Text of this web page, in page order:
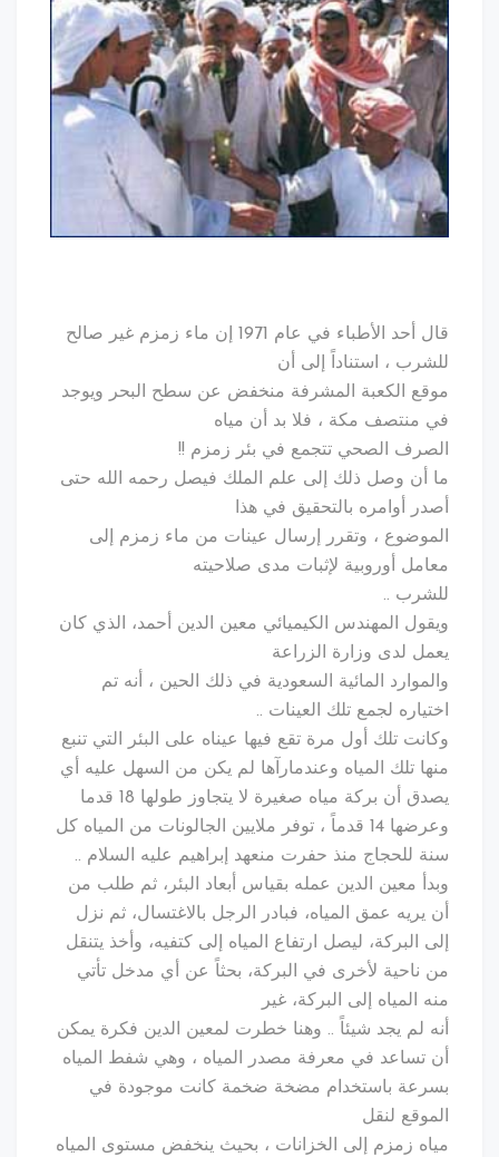
قال أحد الأطباء في عام 1971 إن ماء زمزم غير صالح
للشرب ، استناداً إلى أن
موقع الكعبة المشرفة منخفض عن سطح البحر ويوجد
في منتصف مكة ، فلا بد أن مياه
الصرف الصحي تتجمع في بئر زمزم !!
ما أن وصل ذلك إلى علم الملك فيصل رحمه الله حتى
أصدر أوامره بالتحقيق في هذا
الموضوع ، وتقرر إرسال عينات من ماء زمزم إلى
معامل أوروبية لإثبات مدى صلاحيته
للشرب ..
ويقول المهندس الكيميائي معين الدين أحمد، الذي كان
يعمل لدى وزارة الزراعة
والموارد المائية السعودية في ذلك الحين ، أنه تم
اختياره لجمع تلك العينات ..
وكانت تلك أول مرة تقع فيها عيناه على البئر التي تنبع
منها تلك المياه وعندمارآها لم يكن من السهل عليه أي
يصدق أن بركة مياه صغيرة لا يتجاوز طولها 18 قدما
وعرضها 14 قدماً ، توفر ملايين الجالونات من المياه كل
سنة للحجاج منذ حفرت منعهد إبراهيم عليه السلام ..
وبدأ معين الدين عمله بقياس أبعاد البئر، ثم طلب من
أن يريه عمق المياه، فبادر الرجل بالاغتسال، ثم نزل
إلى البركة، ليصل ارتفاع المياه إلى كتفيه، وأخذ يتنقل
من ناحية لأخرى في البركة، بحثاً عن أي مدخل تأتي
منه المياه إلى البركة، غير
أنه لم يجد شيئاً .. وهنا خطرت لمعين الدين فكرة يمكن
أن تساعد في معرفة مصدر المياه ، وهي شفط المياه
بسرعة باستخدام مضخة ضخمة كانت موجودة في
الموقع لنقل
مياه زمزم إلى الخزانات ، بحيث ينخفض مستوى المياه